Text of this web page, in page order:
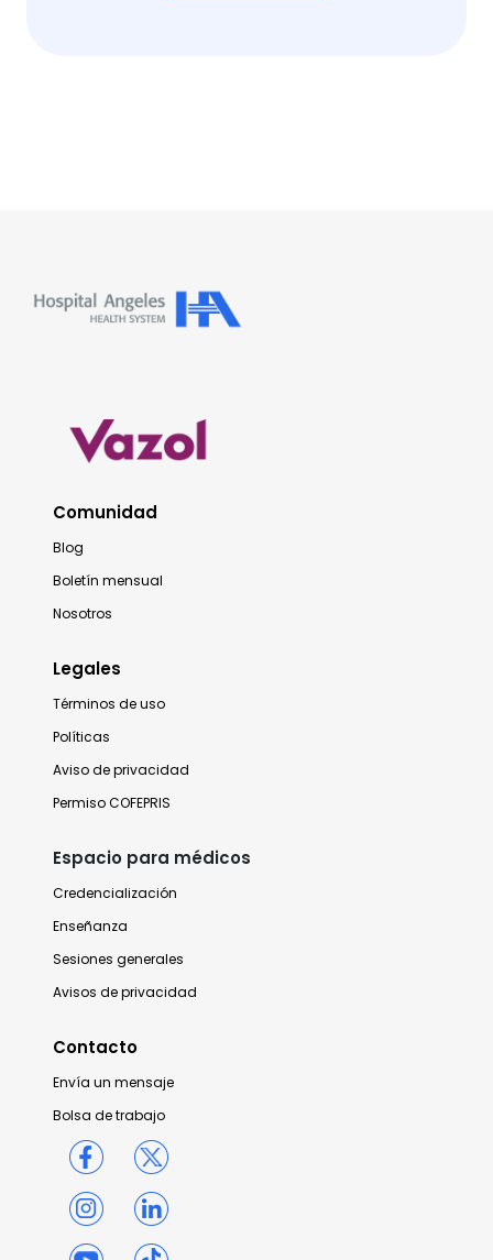
Comunidad
Blog
Boletín mensual
Nosotros
Legales
Términos de uso
Políticas
Aviso de privacidad
Permiso COFEPRIS
Espacio para médicos
Credencialización
Enseñanza
Sesiones generales
Avisos de privacidad
Contacto
Envía un mensaje
Bolsa de trabajo